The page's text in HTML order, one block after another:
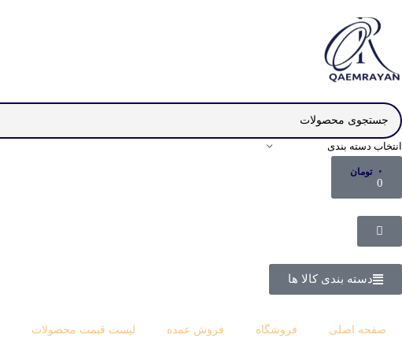
انتخاب دسته بندی
۰ تومان
0
دسته بندی کالا ها
صفحه اصلی فروشگاه فروش عمده لیست قیمت محصولات